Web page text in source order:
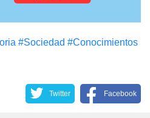
#Sociedad #Conocimientos
Twitter Facebook